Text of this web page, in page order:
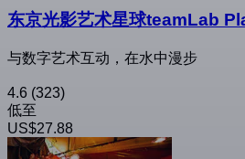
东京光影艺术星球teamLab
与数字艺术互动，在水中漫步
4.6 (323)
低至
US$27.88